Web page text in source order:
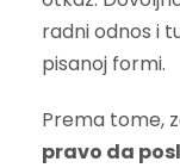
radni odnos i
pisanoj formi.
Prema tome,
pravo da